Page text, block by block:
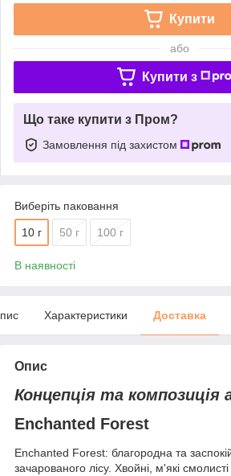
Купити
або
Купити з
Що таке купити з Пром?
Замовлення під захистом
Виберіть паковання
10 г 50 г 100 г
В наявності
Характеристики Доставка
Опис
Концепція та композиція
Enchanted Forest
Enchanted Forest: благородна та
зачарованого лісу. Хвойні, м'які